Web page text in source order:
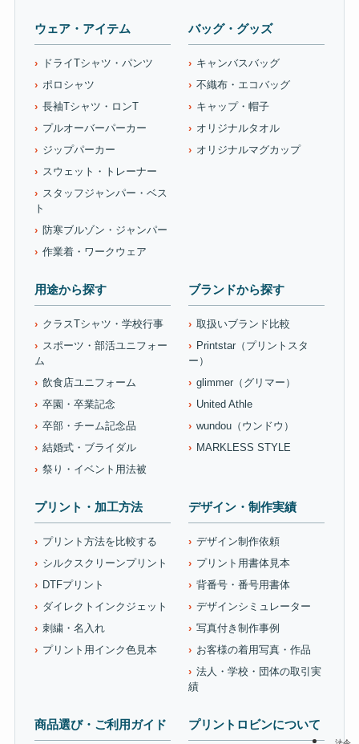
ウェア・アイテム
ドライTシャツ・パンツ
ポロシャツ
長袖Tシャツ・ロンT
プルオーバーパーカー
ジップパーカー
スウェット・トレーナー
スタッフジャンパー・ベス
ト
防寒ブルゾン・ジャンパー
作業着・ワークウェア
バッグ・グッズ
キャンバスバッグ
不織布・エコバッグ
キャップ・帽子
オリジナルタオル
オリジナルマグカップ
用途から探す
クラスTシャツ・学校行事
スポーツ・部活ユニフォー
ム
飲食店ユニフォーム
卒園・卒業記念
卒部・チーム記念品
結婚式・ブライダル
祭り・イベント用法被
ブランドから探す
取扱いブランド比較
Printstar（プリントスタ
ー）
glimmer（グリマー）
United Athle
wundou（ウンドウ）
MARKLESS STYLE
プリント・加工方法
プリント方法を比較する
シルクスクリーンプリント
DTFプリント
ダイレクトインクジェット
刺繍・名入れ
プリント用インク色見本
デザイン・制作実績
デザイン制作依頼
プリント用書体見本
背番号・番号用書体
デザインシミュレーター
写真付き制作事例
お客様の着用写真・作品
法人・学校・団体の取引実
績
商品選び・ご利用ガイド プリントロビンについて